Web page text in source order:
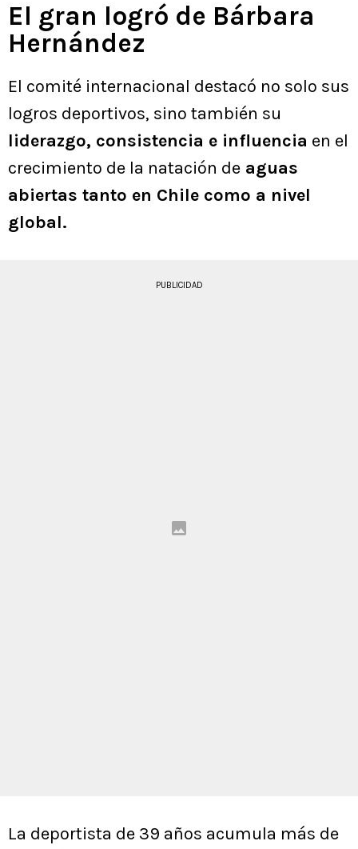
El gran logró de Bárbara
Hernández
El comité internacional destacó no solo sus
logros deportivos, sino también su
liderazgo, consistencia e influencia en el
crecimiento de la natación de aguas
abiertas tanto en Chile como a nivel
global.
PUBLICIDAD
La deportista de 39 años acumula más de